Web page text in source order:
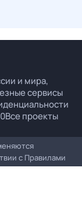
и мира,
сервисы
Все проекты
с Правилами